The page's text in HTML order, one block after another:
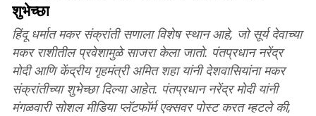
शुभेच्छा
हिंदू धर्मात मकर संक्रांती सणाला विशेष स्थान आहे, जो सूर्य देवाच्या
मकर राशीतील प्रवेशामुळे साजरा केला जातो. पंतप्रधान नरेंद्र
मोदी आणि केंद्रीय गृहमंत्री अमित शहा यांनी देशवासियांना मकर
संक्रांतीच्या शुभेच्छा दिल्या आहेत. पंतप्रधान नरेंद्र मोदी यांनी
मंगळवारी सोशल मीडिया प्लॅटफॉर्म एक्सवर पोस्ट करत म्हटले की,